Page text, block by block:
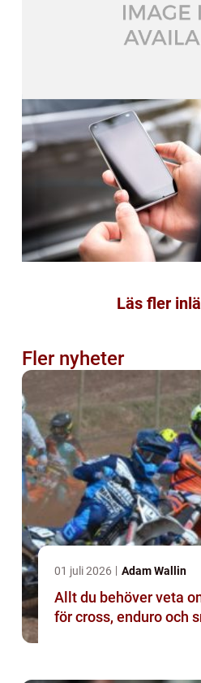
Läs fler
Fler nyheter
01 juli 2026 Adam Wallin
Allt du behöver veta
för cross, enduro och